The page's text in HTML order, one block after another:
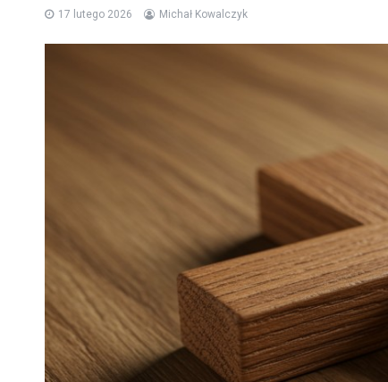
17 lutego 2026 Michał Kowalczyk